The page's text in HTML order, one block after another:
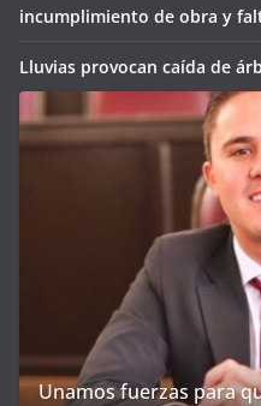
incumplimiento de obra y
Lluvias provocan caída de
Unamos fuerzas para